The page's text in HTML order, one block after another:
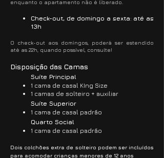
enquanto o apartamento não é liberado.
Check-out, de domingo a sexta: até as
13h
O check-out aos domingos, poderá ser estendido
até as 22h, quando possível, consulte!
Disposição das Camas
Suíte Principal
1 cama de casal KIng Size
1 camas de solteiro + auxiliar
Suíte Superior
1 cama de casal padrão
Quarto Social
1 cama de casal padrão
Dois colchões extra de solteiro podem ser incluídos
para acomodar crianças menores de 12 anos